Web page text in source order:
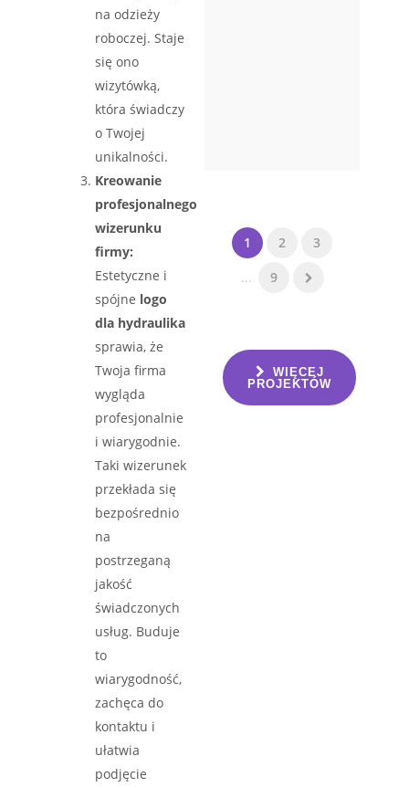
na odzieży
roboczej. Staje
się ono
wizytówką,
która świadczy
o Twojej
unikalności.
Kreowanie
profesjonalnego
wizerunku
firmy:
Estetyczne i
spójne logo
dla hydraulika
sprawia, że
Twoja firma
wygląda
profesjonalnie
i wiarygodnie.
Taki wizerunek
przekłada się
bezpośrednio
na
postrzeganą
jakość
świadczonych
usług. Buduje
to
wiarygodność,
zachęca do
kontaktu i
ułatwia
podjęcie
1 2
3
...
9
WIĘCEJ
PROJEKTÓW